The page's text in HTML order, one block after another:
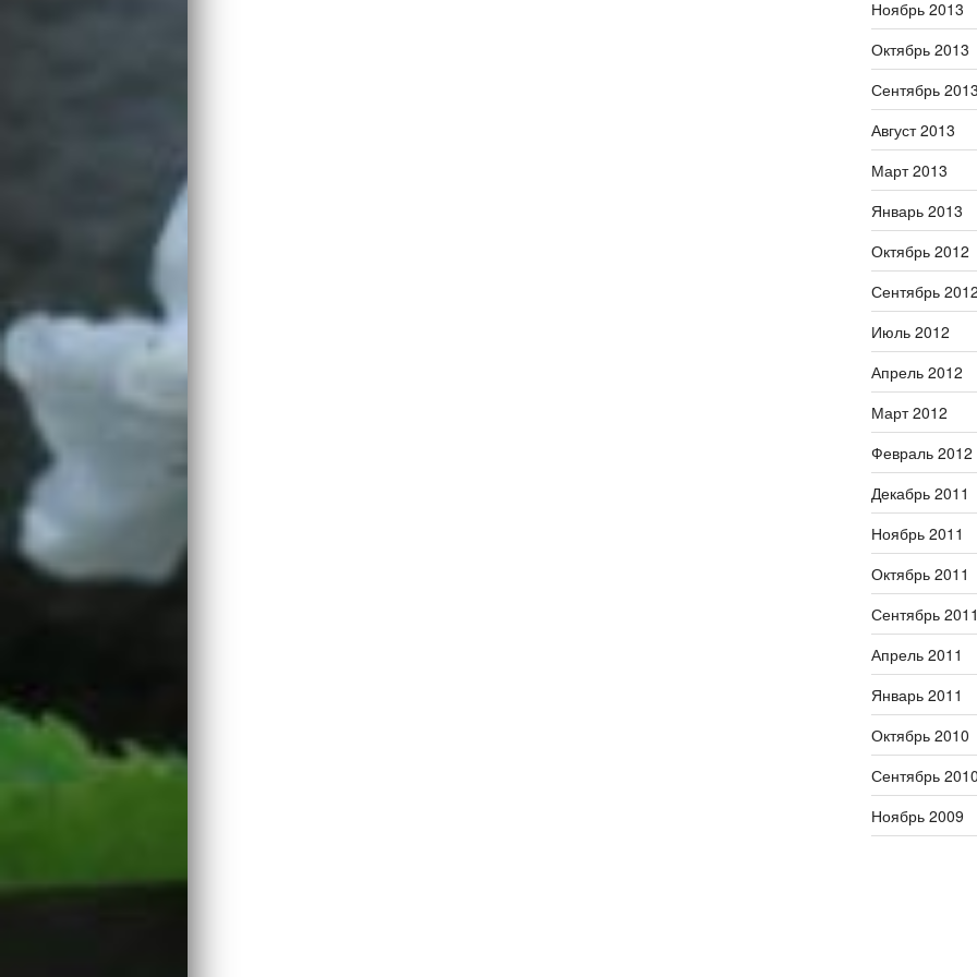
Ноябрь 2013
Октябрь 2013
Сентябрь
Август 2013
Март 2013
Январь 2013
Октябрь 2012
Сентябрь
Июль 2012
Апрель 2012
Март 2012
Февраль 2012
Декабрь 2011
Ноябрь 2011
Октябрь 2011
Сентябрь
Апрель 2011
Январь 2011
Октябрь 2010
Сентябрь
Ноябрь 2009